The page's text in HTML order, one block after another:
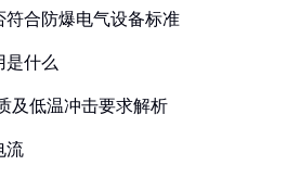
合防爆电气设备标准
是什么
及低温冲击要求解析
流